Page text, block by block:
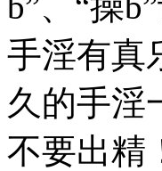
手淫有真
久的手淫
不要出精